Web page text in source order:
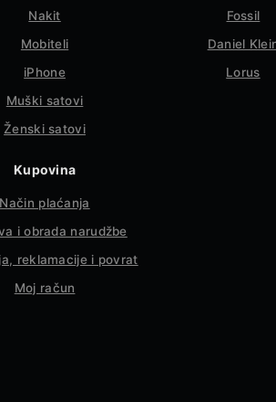
Nakit
Mobiteli
iPhone
Muški satovi
Ženski satovi
Kupovina
Način plaćanja
i obrada narudžbe
reklamacije i povrat
Moj račun
Fossil
Daniel
Lorus